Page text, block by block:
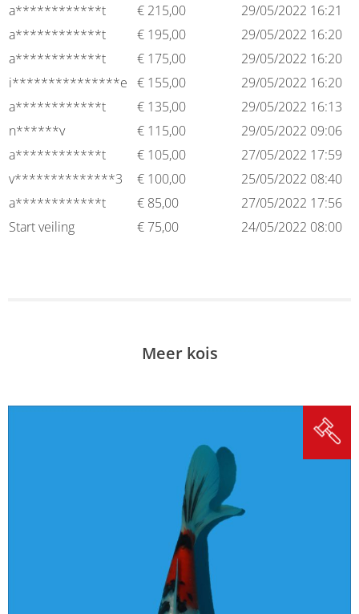
a************t
€ 215,00
29/05/2022 16:21
a************t
€ 195,00
29/05/2022 16:20
a************t
€ 175,00
29/05/2022 16:20
i***************e € 155,00
29/05/2022 16:20
a************t
€ 135,00
29/05/2022 16:13
n******v
€ 115,00
29/05/2022 09:06
a************t
€ 105,00
27/05/2022 17:59
v**************3
€ 100,00
25/05/2022 08:40
a************t
€ 85,00
27/05/2022 17:56
Start veiling
€ 75,00 24/05/2022 08:00
Meer kois